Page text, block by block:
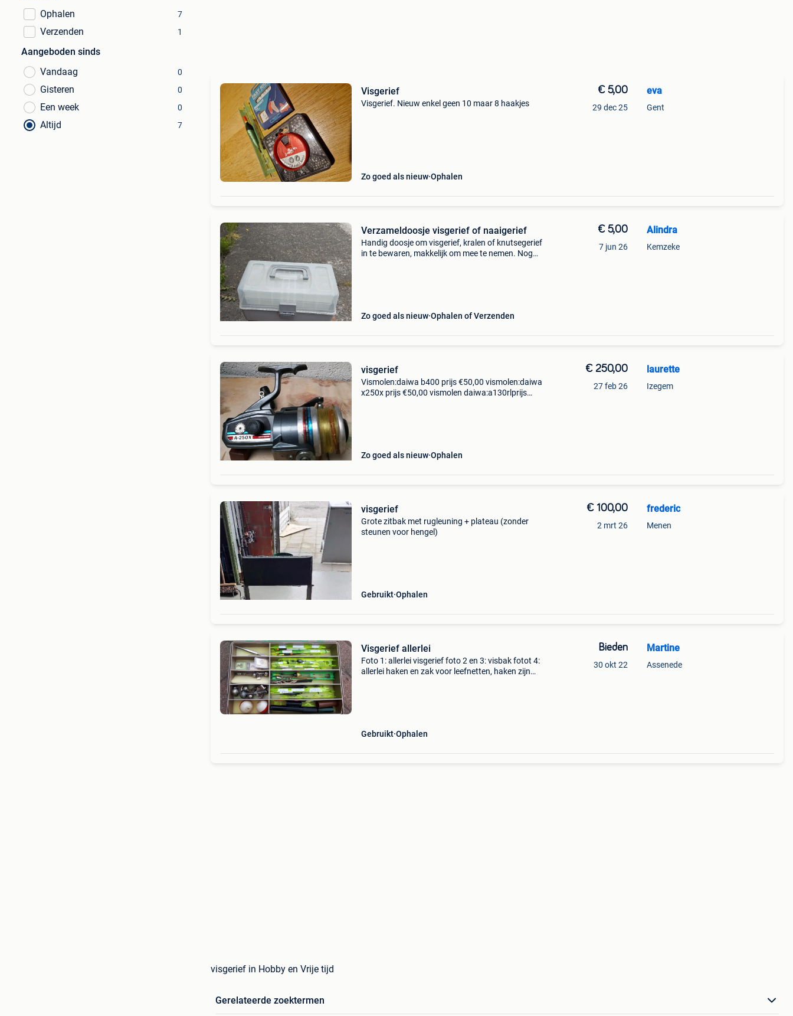
Ophalen
7
Verzenden 1
Aangeboden sinds
Vandaag
0
Gisteren 0
Een week 0
Altijd 7
Visgerief
Visgerief. Nieuw enkel geen 10 maar 8 haakjes
Zo goed als nieuw Ophalen
€ 5,00
29 dec 25
eva
Gent
Verzameldoosje visgerief of naaigerief
Handig doosje om visgerief, kralen of knutsegerief
in te bewaren, makkelijk om mee te nemen. Nog
Zo goed als nieuw Ophalen of Verzenden
€ 5,00
7 jun 26
Alindra
Kemzeke
visgerief
Vismolen:daiwa b400 prijs €50,00 vismolen:daiwa
x250x prijs €50,00 vismolen daiwa:a130rlprijs
Zo goed als nieuw Ophalen
€ 250,00
27 feb 26
laurette
Izegem
visgerief
Grote zitbak met rugleuning + plateau (zonder
steunen voor hengel)
Gebruikt Ophalen
€ 100,00
2 mrt 26
frederic
Menen
Visgerief allerlei
Foto 1: allerlei visgerief foto 2 en 3: visbak fotot 4:
allerlei haken en zak voor leefnetten, haken zijn
Gebruikt Ophalen
Bieden
30 okt 22
Martine
Assenede
visgerief in Hobby en Vrije tijd
Gerelateerde zoektermen